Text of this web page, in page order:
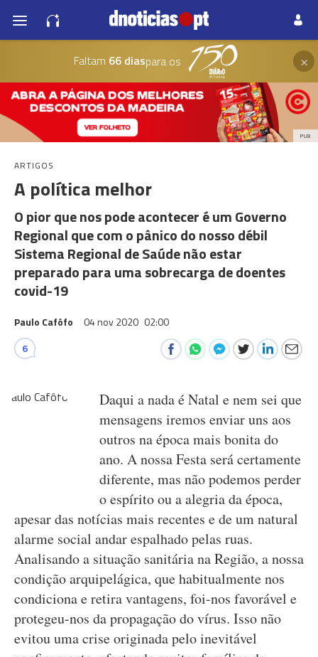
Faltam 66 diaspara os ×
PUB
ARTIGOS
A política melhor
O pior que nos pode acontecer é um Governo
Regional que com o pânico do nosso débil
Sistema Regional de Saúde não estar
preparado para uma sobrecarga de doentes
covid-19
Paulo Cafôfo 04 nov 2020 02:00
6
Daqui a nada é Natal e nem sei que
mensagens iremos enviar uns aos
outros na época mais bonita do
ano. A nossa Festa será certamente
diferente, mas não podemos perder
o espírito ou a alegria da época,
apesar das notícias mais recentes e de um natural
alarme social andar espalhado pelas ruas.
Analisando a situação sanitária na Região, a nossa
condição arquipelágica, que habitualmente nos
condiciona e retira vantagens, foi-nos favorável e
protegeu-nos da propagação do vírus. Isso não
evitou uma crise originada pelo inevitável